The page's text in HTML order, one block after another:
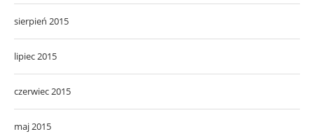
sierpień 2015
lipiec 2015
czerwiec 2015
maj 2015